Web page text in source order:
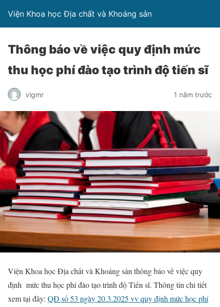
Viện Khoa học Địa chất và Khoáng sản
Thông báo về việc quy định mức
thu học phí đào tạo trình độ tiến sĩ
vigmr 1 năm trước
Viện Khoa học Địa chất và Khoáng sản thông báo về việc quy
định mức thu học phí đào tạo trình độ Tiến sĩ. Thông tin chi tiết
xem tại đây: QĐ số 53 ngày 20.3.2025 vv quy định mức học phí